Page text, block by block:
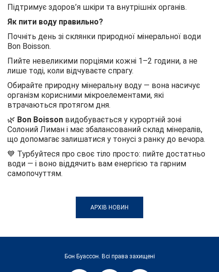
Підтримує здоров’я шкіри та внутрішніх органів.
Як пити воду правильно?
Почніть день зі склянки природної мінеральної води
Bon Boisson.
Пийте невеликими порціями кожні 1–2 години, а не
лише тоді, коли відчуваєте спрагу.
Обирайте природну мінеральну воду — вона насичує
організм корисними мікроелементами, які
втрачаються протягом дня.
🌿 Bon Boisson видобувається у курортній зоні
Солоний Лиман і має збалансований склад мінералів,
що допомагає залишатися у тонусі з ранку до вечора.
💙 Турбуйтеся про своє тіло просто: пийте достатньо
води — і воно віддячить вам енергією та гарним
самопочуттям.
АРХІВ НОВИН
Бон Буассон. Всі права захищені